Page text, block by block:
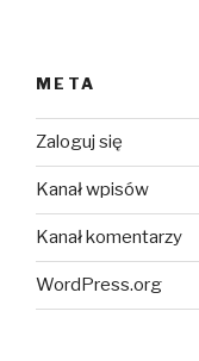
META
Zaloguj się
Kanał wpisów
Kanał komentarzy
WordPress.org